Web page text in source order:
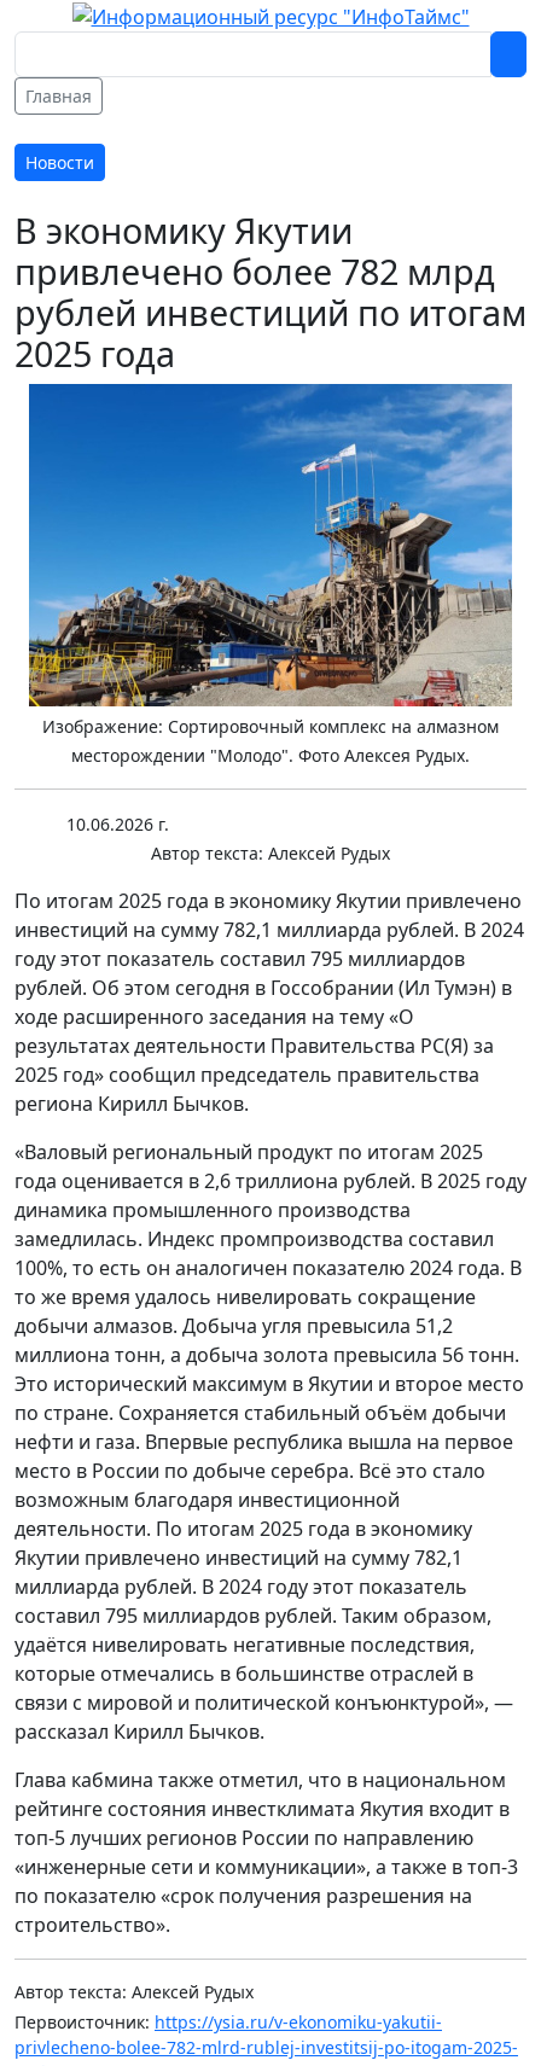
Главная
Новости
В экономику Якутии
привлечено более 782 млрд
рублей инвестиций по итогам
2025 года
Изображение: Сортировочный комплекс на алмазном
месторождении "Молодо". Фото Алексея Рудых.
10.06.2026 г.
Автор текста: Алексей Рудых
По итогам 2025 года в экономику Якутии привлечено
инвестиций на сумму 782,1 миллиарда рублей. В 2024
году этот показатель составил 795 миллиардов
рублей. Об этом сегодня в Госсобрании (Ил Тумэн) в
ходе расширенного заседания на тему «О
результатах деятельности Правительства РС(Я) за
2025 год» сообщил председатель правительства
региона Кирилл Бычков.
«Валовый региональный продукт по итогам 2025
года оценивается в 2,6 триллиона рублей. В 2025 году
динамика промышленного производства
замедлилась. Индекс промпроизводства составил
100%, то есть он аналогичен показателю 2024 года. В
то же время удалось нивелировать сокращение
добычи алмазов. Добыча угля превысила 51,2
миллиона тонн, а добыча золота превысила 56 тонн.
Это исторический максимум в Якутии и второе место
по стране. Сохраняется стабильный объём добычи
нефти и газа. Впервые республика вышла на первое
место в России по добыче серебра. Всё это стало
возможным благодаря инвестиционной
деятельности. По итогам 2025 года в экономику
Якутии привлечено инвестиций на сумму 782,1
миллиарда рублей. В 2024 году этот показатель
составил 795 миллиардов рублей. Таким образом,
удаётся нивелировать негативные последствия,
которые отмечались в большинстве отраслей в
связи с мировой и политической конъюнктурой», —
рассказал Кирилл Бычков.
Глава кабмина также отметил, что в национальном
рейтинге состояния инвестклимата Якутия входит в
топ-5 лучших регионов России по направлению
«инженерные сети и коммуникации», а также в топ-3
по показателю «срок получения разрешения на
строительство».
Автор текста: Алексей Рудых
Первоисточник: https://ysia.ru/v-ekonomiku-yakutii-
privlecheno-bolee-782-mlrd-rublej-investitsij-po-itogam-2025-